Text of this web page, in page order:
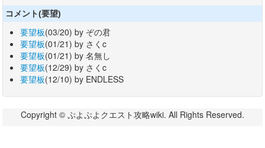
コメント(要望)
要望板(03/20) by ぞの君
要望板(01/21) by さくc
要望板(01/21) by 名無し
要望板(12/29) by さくc
要望板(12/10) by ENDLESS
Copyright © ぷよぷよクエスト攻略wiki. All Rights Reserved.